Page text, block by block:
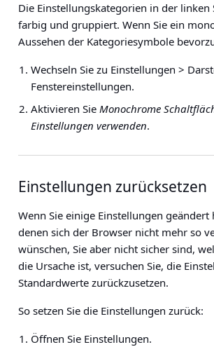
Die Einstellungskategorien in der linken
farbig und gruppiert. Wenn Sie ein
Aussehen der Kategoriesymbole
Wechseln Sie zu Einstellungen >
Fenstereinstellungen.
Aktivieren Sie Monochrome
Einstellungen verwenden.
Einstellungen zurücksetzen
Wenn Sie einige Einstellungen geändert
denen sich der Browser nicht mehr so
wünschen, Sie aber nicht sicher sind,
die Ursache ist, versuchen Sie, die
Standardwerte zurückzusetzen.
So setzen Sie die Einstellungen zurück:
Öffnen Sie Einstellungen.